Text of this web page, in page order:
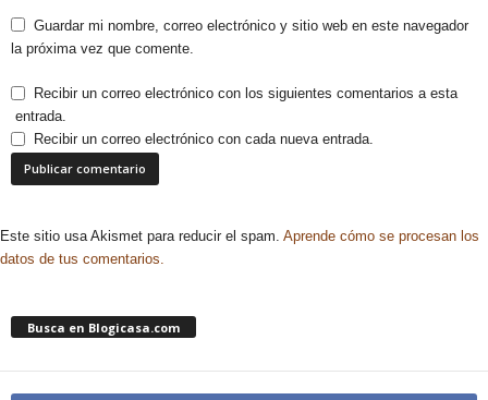
Guardar mi nombre, correo electrónico y sitio web en este navegador
la próxima vez que comente.
Recibir un correo electrónico con los siguientes comentarios a esta
entrada.
Recibir un correo electrónico con cada nueva entrada.
Este sitio usa Akismet para reducir el spam. Aprende cómo se procesan los
datos de tus comentarios.
Busca en Blogicasa.com